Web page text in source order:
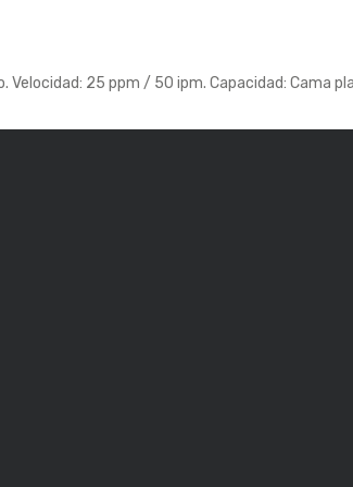
25 ppm / 50 ipm. Capacidad: Cama